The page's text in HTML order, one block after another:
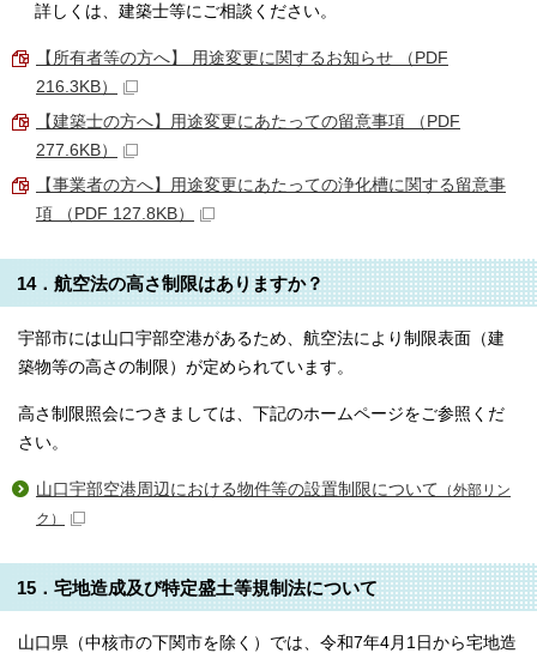
詳しくは、建築士等にご相談ください。
【所有者等の方へ】 用途変更に関するお知らせ （PDF
216.3KB）
【建築士の方へ】用途変更にあたっての留意事項 （PDF
277.6KB）
【事業者の方へ】用途変更にあたっての浄化槽に関する留意事
項 （PDF 127.8KB）
14．航空法の高さ制限はありますか？
宇部市には山口宇部空港があるため、航空法により制限表面（建
築物等の高さの制限）が定められています。
高さ制限照会につきましては、下記のホームページをご参照くだ
さい。
山口宇部空港周辺における物件等の設置制限について （外部リン
ク）
15．宅地造成及び特定盛土等規制法について
山口県（中核市の下関市を除く）では、令和7年4月1日から宅地造